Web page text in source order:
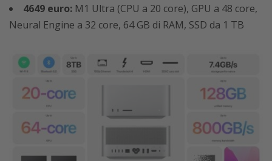
4649 euro: M1 Ultra (CPU a 20 core), GPU a 48 core,
Neural Engine a 32 core, 64 GB di RAM, SSD da 1 TB